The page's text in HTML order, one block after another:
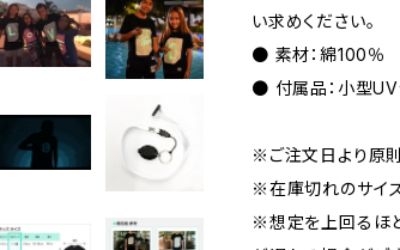
い求めください。
● 素材：綿100％
● 付属品：小型UV
※ご注文日より原
※在庫切れのサイ
※想定を上回るほ